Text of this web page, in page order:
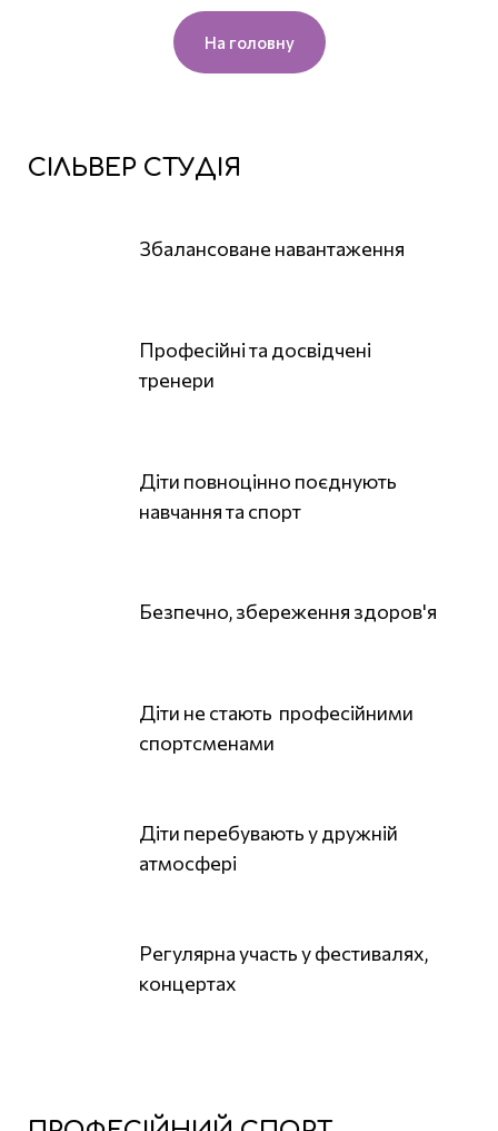
На головну
СІЛЬВЕР СТУДІЯ
Збалансоване навантаження
Професійні та досвідчені
тренери
Діти повноцінно поєднують
навчання та спорт
Безпечно, збереження здоров'я
Діти не стають професійними
спортсменами
Діти перебувають у дружній
атмосфері
Регулярна участь у фестивалях,
концертах